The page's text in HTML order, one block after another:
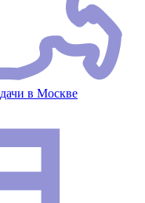
в Москве